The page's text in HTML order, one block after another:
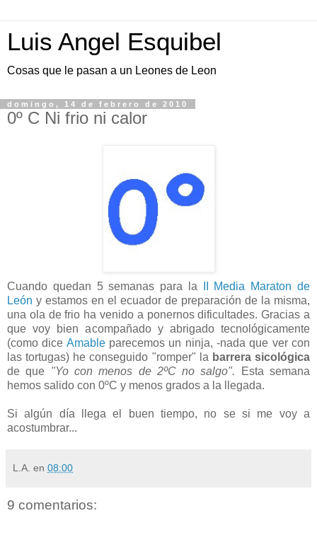
Luis Angel Esquibel
Cosas que le pasan a un Leones de Leon
domingo, 14 de febrero de 2010
0º C Ni frio ni calor
Cuando quedan 5 semanas para la
II Media Maraton de
León y estamos en el ecuador de preparación de la misma,
una ola de frio ha venido a ponernos dificultades. Gracias a
que voy bien acompañado y abrigado tecnológicamente
(como dice Amableparecemos un ninja, -nada que ver con
las tortugas) he conseguido "romper" la barrera sicológica
de que "Yo con menos de 2ºC no salgo". Esta semana
hemos salido con 0ºC y menos grados a la llegada.
Si algún día llega el buen tiempo, no se si me voy a
acostumbrar...
L.A. en 08:00
9 comentarios: